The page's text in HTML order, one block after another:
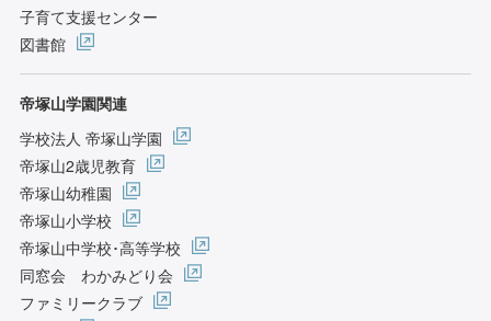
子育て支援センター
図書館
帝塚山学園関連
学校法人 帝塚山学園
帝塚山2歳児教育
帝塚山幼稚園
帝塚山小学校
帝塚山中学校･高等学校
同窓会 わかみどり会
ファミリークラブ